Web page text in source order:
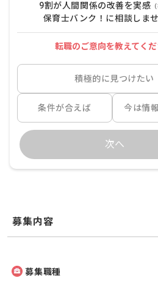
9割が人間関係の改善を実感
保育士バンク！に相談しま
転職のご意向を教えてく
積極的に見つけたい
条件が合えば 今は情
次へ
募集内容
募集職種